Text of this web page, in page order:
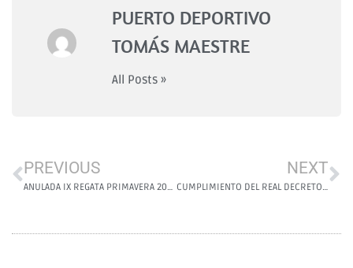
PUERTO DEPORTIVO
TOMÁS MAESTRE
All Posts »
PREVIOUS
ANULADA IX REGATA PRIMAVERA 2020 – 25 ABRIL
NEXT
CUMPLIMIENTO DEL REAL DECRETO-LEY 10/2020, de 29 de marzo